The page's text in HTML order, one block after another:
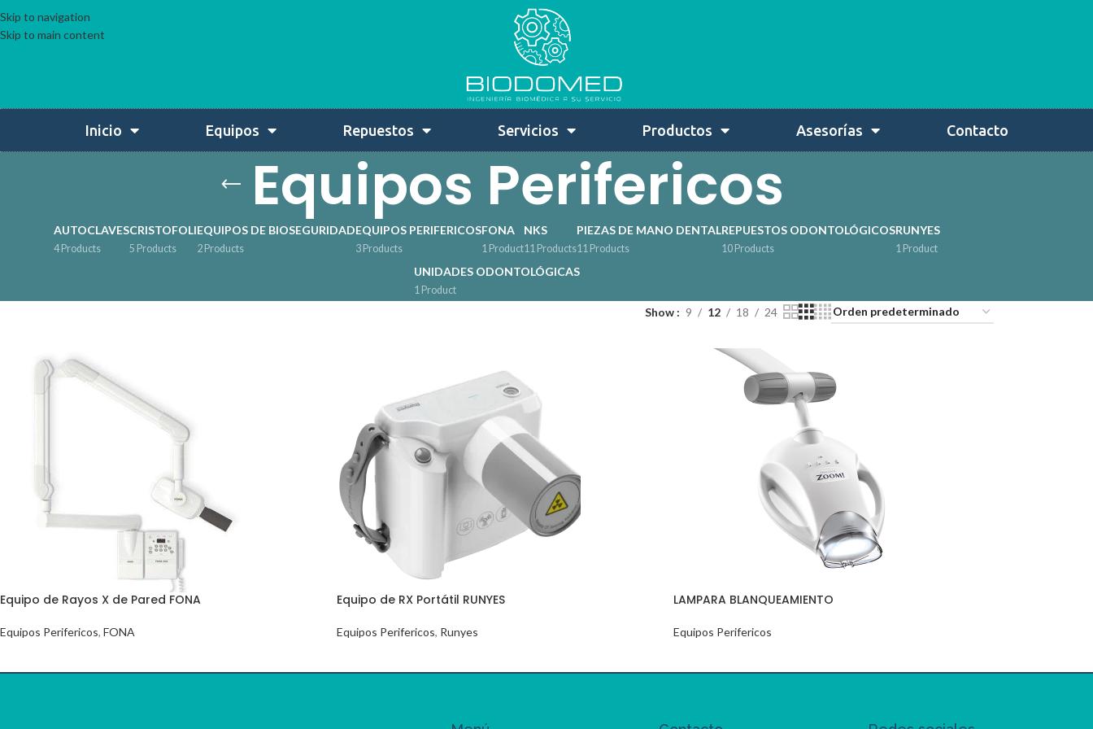
Skip to navigation
Skip to main content
Inicio Equipos Repuestos Servicios Productos Asesorías Contacto
Equipos Perifericos
AUTOCLAVES
4 Products
CRISTOFOLI
5 Products
EQUIPOS DE BIOSEGURIDAD
2 Products
EQUIPOS PERIFERICOS
3 Products
FONA
1 Product
NKS
11 Products
PIEZAS DE MANO DENTAL
11 Products
REPUESTOS ODONTOLÓGICOS
10 Products
RUNYES
1 Product
UNIDADES ODONTOLÓGICAS
1 Product
Show 9 12 18 24
Equipo de Rayos X de Pared FONA
Equipos Perifericos, FONA
Equipo de RX Portátil RUNYES
Equipos Perifericos, Runyes
LAMPARA BLANQUEAMIENTO
Equipos Perifericos